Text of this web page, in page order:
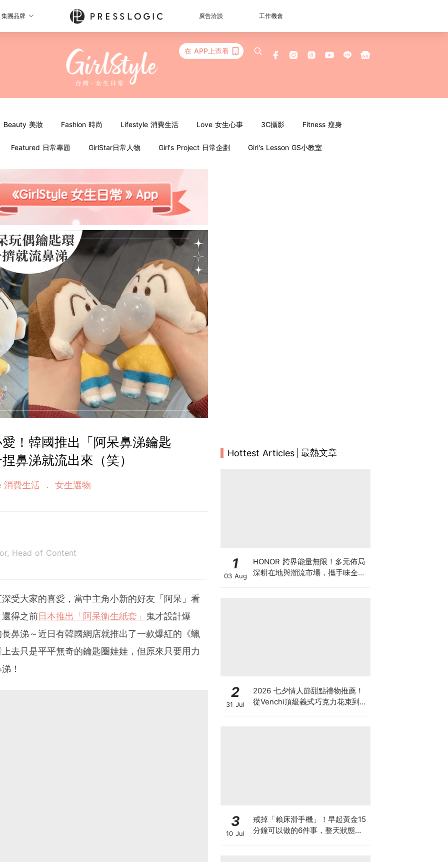
集團品牌 廣告洽談 工作機會
在 APP上查看
Beauty 美妝 Fashion 時尚 Lifestyle 消費生活 Love 女生心事 3C攝影 Fitness 瘦身
Featured 日常專題 GirlStar日常人物 Girl's Project 日常企劃 Girl's Lesson GS小教室
！韓國推出「阿呆鼻涕鑰匙
鼻涕就流出來（笑）
費生活 女生選物
Head of Content
受大家的喜愛，當中主角小新的好友「阿呆」看
得之前日本推出「阿呆衛生紙套」
鬼才設計爆
鼻涕～近日有韓國網店就推出了一款爆紅的《蠟
去只是平平無奇的鑰匙圈娃娃，但原來只要用力
！
Hottest Articles 最熱文章
1
03 Aug
HONOR 跨界能量無限！多元佈局
深耕在地與潮流市場，攜手味全龍
2
31 Jul
2026 七夕情人節甜點禮物推薦！
從Venchi頂級義式巧克力花束到
3
10 Jul
戒掉「賴床滑手機」！早起黃金15
分鐘可以做的6件事，整天狀態好